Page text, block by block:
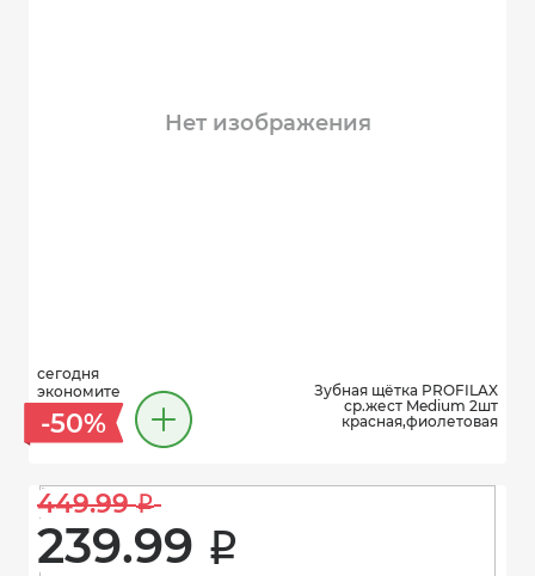
Нет изображения
сегодня
экономите
-50%
Зубная щётка PROFILAX
ср.жест Medium 2шт
красная,фиолетовая
449.99 i
239.99 i